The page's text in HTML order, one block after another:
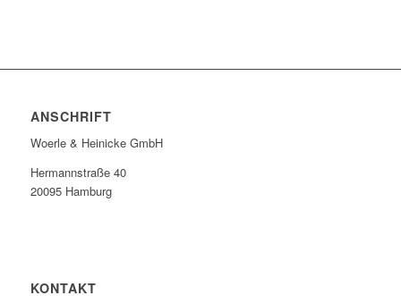
ANSCHRIFT
Woerle & Heinicke GmbH
Hermannstraße 40
20095 Hamburg
KONTAKT